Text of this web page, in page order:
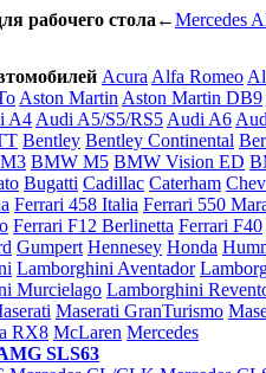
рабочего стола ←Mercedes
Acura Alfa Romeo
Aston Martin Aston Martin DB9
A4 Audi A5/S5/RS5 Audi A6
Bentley Bentley Continental
BMW M5 BMW Vision ED
Bugatti Cadillac Caterham
Ferrari 458 Italia Ferrari 550
Ferrari F12 Berlinetta Ferrari F40
Gumpert Hennesey Honda
Lamborghini Aventador
Murcielago Lamborghini
Maserati GranTurismo
RX8 McLaren Mercedes
SLS63